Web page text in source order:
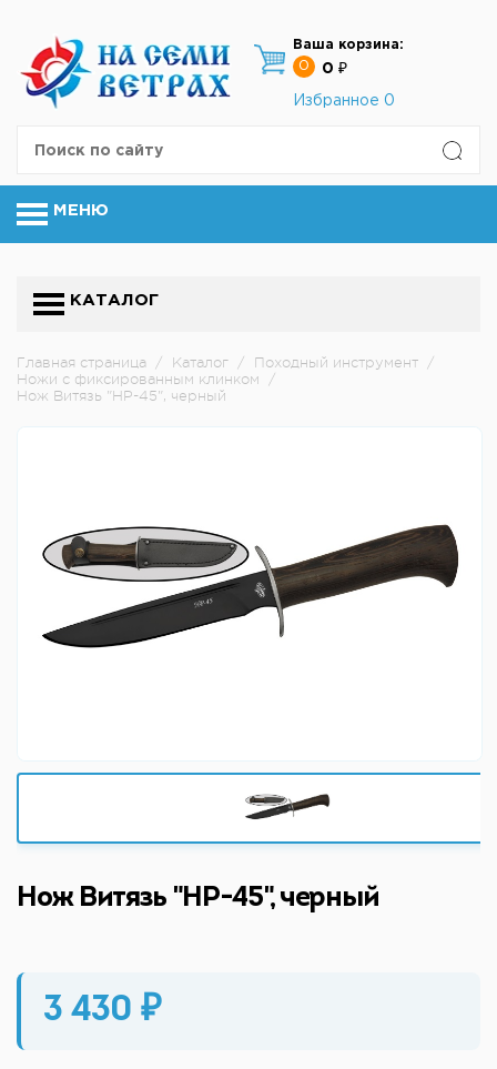
Ваша корзина:
0
0 ₽
Избранное 0
МЕНЮ
КАТАЛОГ
Главная страница / Каталог / Походный инструмент /
Ножи с фиксированным клинком
/
Нож Витязь "НР-45", черный
Нож Витязь "НР-45", черный
3 430 ₽